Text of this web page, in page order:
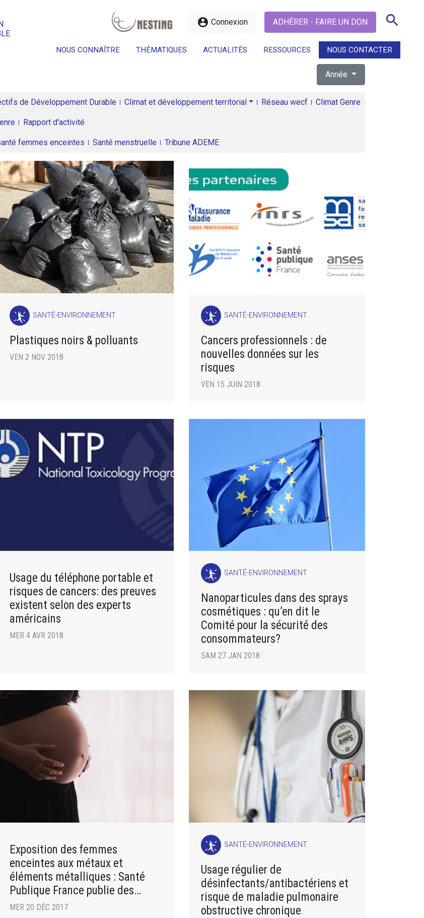
account_circle Connexion ADHÉRER - FAIRE UN DON search
NOUS CONNAÎTRE THÉMATIQUES ACTUALITÉS RESSOURCES NOUS CONTACTER
search
Année
de Développement Durable Climat et développement territorial Réseau wecf Climat Genre
Rapport d'activité
femmes enceintes Santé menstruelle Tribune ADEME
SANTÉ-ENVIRONNEMENT
Plastiques noirs & polluants
VEN 2 NOV 2018
SANTÉ-ENVIRONNEMENT
Cancers professionnels : de
nouvelles données sur les
risques
VEN 15 JUIN 2018
Usage du téléphone portable et
risques de cancers: des preuves
existent selon des experts
américains
MER 4 AVR 2018
SANTÉ-ENVIRONNEMENT
Nanoparticules dans des sprays
cosmétiques : qu’en dit le
Comité pour la sécurité des
consommateurs?
SAM 27 JAN 2018
Exposition des femmes
enceintes aux métaux et
éléments métalliques : Santé
Publique France publie des
données
MER 20 DÉC 2017
SANTÉ-ENVIRONNEMENT
Usage régulier de
désinfectants/antibactériens et
risque de maladie pulmonaire
obstructive chronique